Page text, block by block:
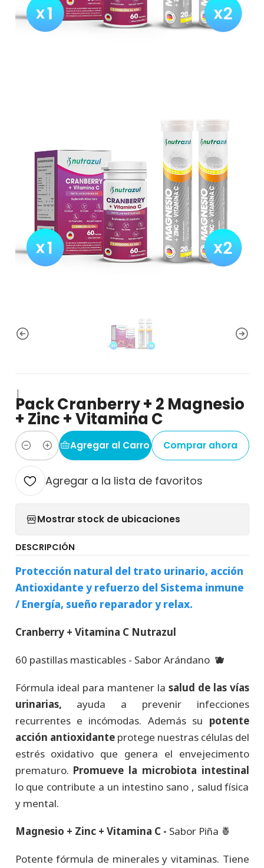
|
Pack Cranberry + 2 Magnesio
+ Zinc + Vitamina C
Cantidad
Agregar al Carro Comprar ahora
Agregar a la lista de favoritos
Mostrar stock de ubicaciones
DESCRIPCIÓN
Protección natural del trato urinario, acción
Antioxidante y refuerzo del Sistema inmune
/ Energía, sueño reparador y relax.
Cranberry + Vitamina C Nutrazul
60 pastillas masticables - Sabor Arándano 🫐
Fórmula ideal para mantener la salud de las vías
urinarias, ayuda a prevenir infecciones
recurrentes e incómodas. Además su potente
acción antioxidanteprotege nuestras células del
estrés oxidativo que genera el envejecimento
prematuro. Promueve la microbiota intestinal
lo que contribute a un intestino sano , salud física
y mental.
Magnesio + Zinc + Vitamina C - Sabor Piña 🍍
Potente fórmula de minerales y vitaminas. Tiene